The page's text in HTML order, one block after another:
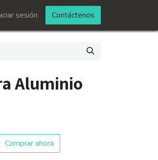
sesión Contáctenos
Aluminio
Comprar ahora